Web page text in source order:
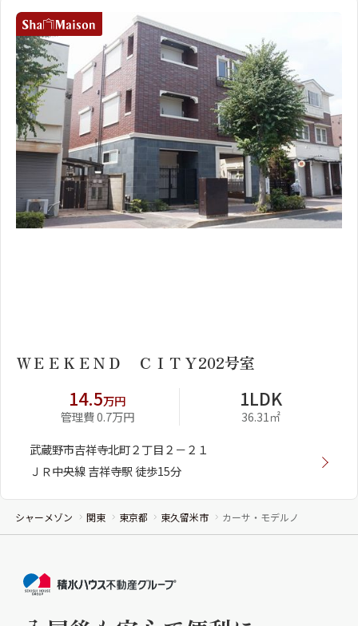
ＷＥＥＫＥＮＤ ＣＩＴＹ202号室
14.5万円
管理費 0.7万円
1LDK
36.31㎡
武蔵野市吉祥寺北町２丁目２－２１
ＪＲ中央線 吉祥寺駅 徒歩15分
シャーメゾン 関東 東京都 東久留米市 カーサ・モデルノ